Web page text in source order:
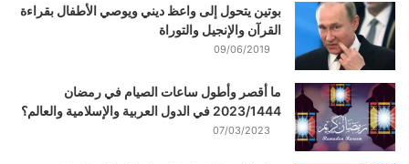
بوتين يتحول إلى واعظ ديني ويوصي الأطفال بقراءة
القرآن والإنجيل والتوراة
09/06/2019
ما أقصر وأطول ساعات الصيام في رمضان
2023/1444 في الدول العربية والإسلامية والعالم؟
07/03/2023